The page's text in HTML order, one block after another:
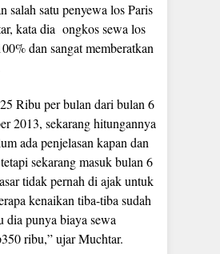
salah satu penyewa los Paris
kata dia ongkos sewa los
dan sangat memberatkan
Ribu per bulan dari bulan 6
2013, sekarang hitungannya
ada penjelasan kapan dan
sekarang masuk bulan 6
tidak pernah di ajak untuk
kenaikan tiba-tiba sudah
dia punya biaya sewa
ribu,” ujar Muchtar.